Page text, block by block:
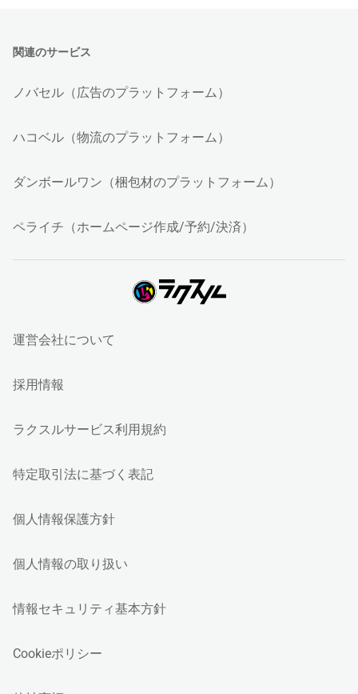
関連のサービス
ノバセル（広告のプラットフォーム）
ハコベル（物流のプラットフォーム）
ダンボールワン（梱包材のプラットフォーム）
ペライチ（ホームページ作成/予約/決済）
運営会社について
採用情報
ラクスルサービス利用規約
特定取引法に基づく表記
個人情報保護方針
個人情報の取り扱い
情報セキュリティ基本方針
Cookieポリシー